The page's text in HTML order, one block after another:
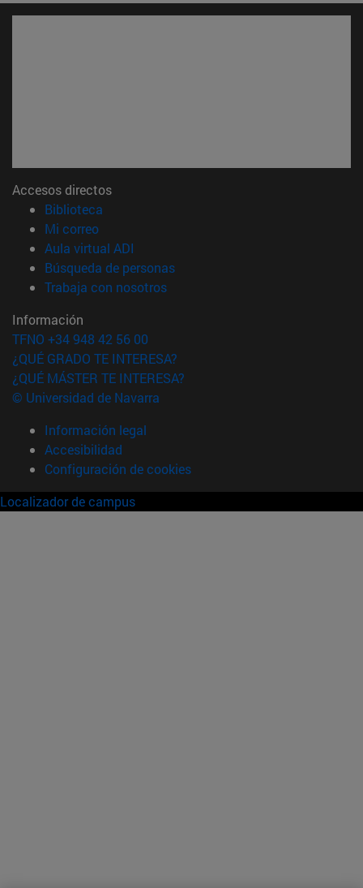
Accesos directos
Biblioteca
Mi correo(abre en nueva ventana)
Aula virtual ADI
Búsqueda de personas(abre en nueva ventana)
Trabaja con nosotros(abre en nueva ventana)
Información
TFNO +34 948 42 56 00
¿QUÉ GRADO TE INTERESA?
¿QUÉ MÁSTER TE INTERESA?
© Universidad de Navarra
Información legal
Accesibilidad
Configuración de cookies
Localizador de campus